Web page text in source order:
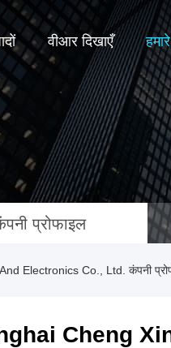
वीआर दिखाएँ
प्रोफाइल
Electronics Co., Ltd. कंपनी
Cheng